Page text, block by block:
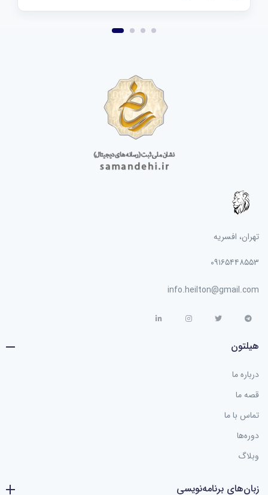
تهران، افسریه
۰۹۱۶۵۴۴۸۵۵۳
info.heilton@gmail.com
هیلتون
درباره ما
قصه ما
تماس با ما
دوره‌ها
وبلاگ
زبان‌های برنامه‌نویسی